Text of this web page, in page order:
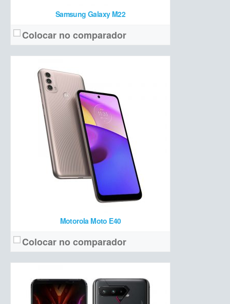
Samsung Galaxy M22
Colocar no comparador
Motorola Moto E40
Colocar no comparador
AMOLED 6,8 polegadas Full HD+ com 144 Hz + display PMOLED traseiro
Câmera:Tripla (64 MP + 13 MP ultrawide + 5 MP macro)
Hardware:Snapdragon 888 Plus + 18 GB de RAM + 512 GB de armazenamento
Bateria:6000 mAh
Preço de lançamento: R$ 11.699
Ver detalhes →
Tela:
AMOLED 6,8 polegadas Full HD+ com 144 Hz